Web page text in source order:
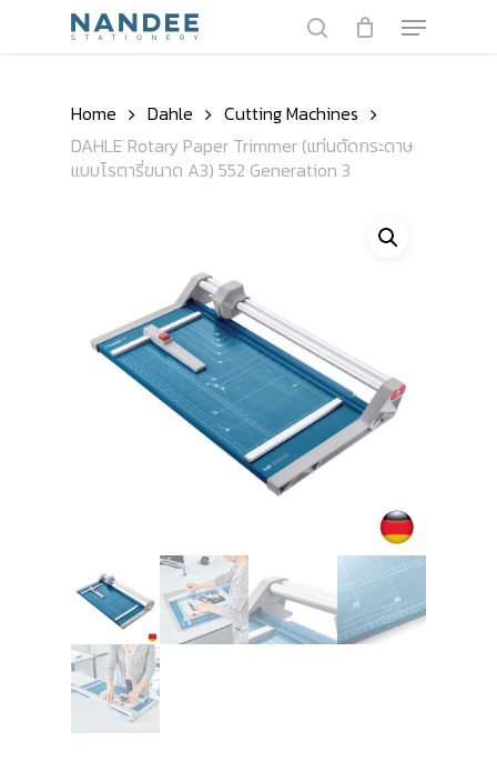
Menu
Home Dahle
Cutting Machines
DAHLE Rotary Paper Trimmer (แท่นตัดกระดาษ
แบบโรตารี่ขนาด A3) 552 Generation 3